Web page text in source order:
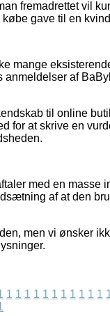
fremadrettet vil
gave til en
mange
anmeldelser af
til online
for at skrive en
med en masse
af at den
men vi ønsker
1 1 1 1 1 1 1 1 1 1 1